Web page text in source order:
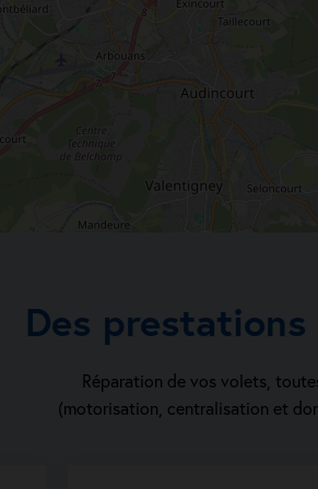
Des
Réparation de vos volets,
(motorisation, centralisation et